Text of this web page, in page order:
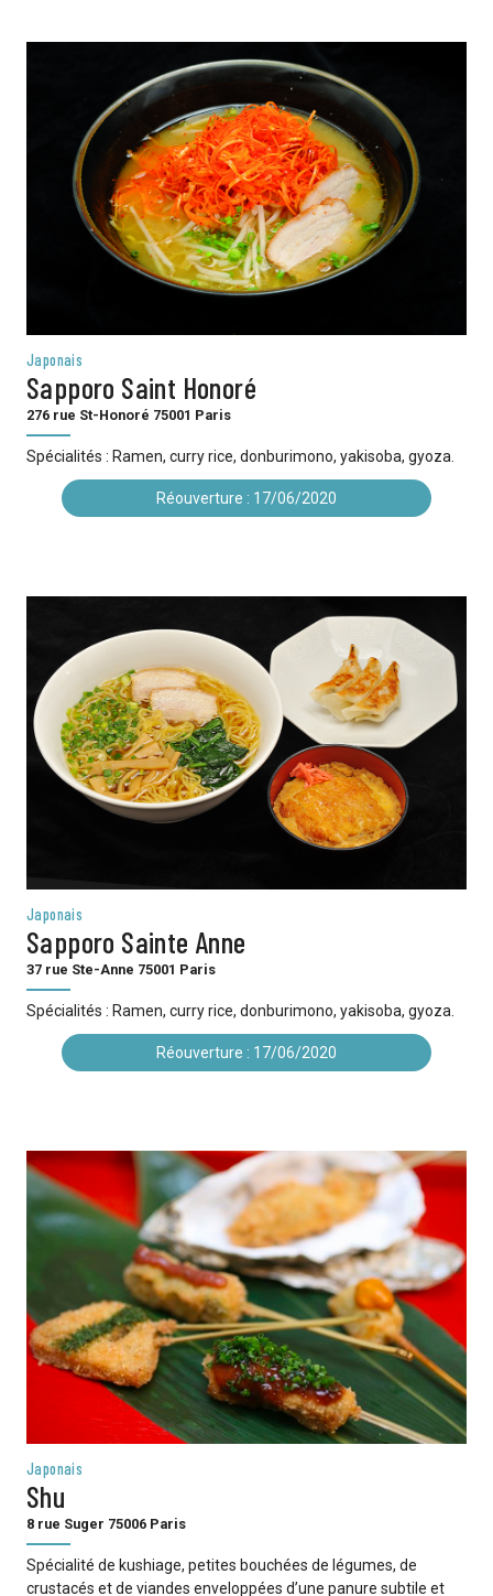
Japonais
Sapporo Saint Honoré
276 rue St-Honoré 75001 Paris
Spécialités : Ramen, curry rice, donburimono, yakisoba, gyoza.
Réouverture : 17/06/2020
Japonais
Sapporo Sainte Anne
37 rue Ste-Anne 75001 Paris
Spécialités : Ramen, curry rice, donburimono, yakisoba, gyoza.
Réouverture : 17/06/2020
Japonais
Shu
8 rue Suger 75006 Paris
Spécialité de kushiage, petites bouchées de légumes, de
crustacés et de viandes enveloppées d’une panure subtile et